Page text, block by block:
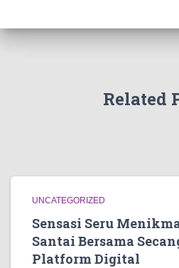
Related
UNCATEGORIZED
Sensasi Seru
Santai Bersama
Platform Digital